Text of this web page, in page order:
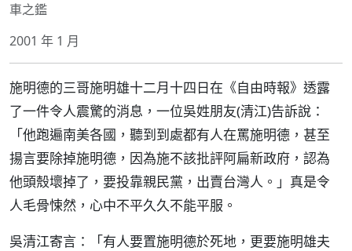
車之鑑
2001 年 1 月
施明德的三哥施明雄十二月十四日在《自由時報》透露
了一件令人震驚的消息，一位吳姓朋友(清江)告訴說：
「他跑遍南美各國，聽到到處都有人在罵施明德，甚至
揚言要除掉施明德，因為施不該批評阿扁新政府，認為
他頭殼壞掉了，要投靠親民黨，出賣台灣人。」真是令
人毛骨悚然，心中不平久久不能平服。
吳清江寄言：「有人要置施明德於死地，更要施明雄夫